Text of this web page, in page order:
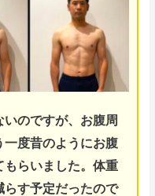
いのですが、お腹周
一度昔のようにお腹
もらいました。体重
らす予定だったので